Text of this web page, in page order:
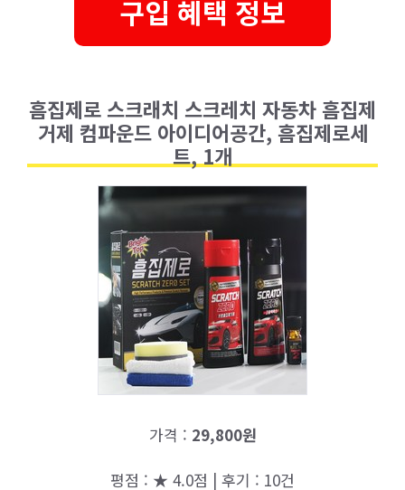
구입 혜택 정보
흠집제로 스크래치 스크레치 자동차 흠집제
거제 컴파운드 아이디어공간, 흠집제로세
트, 1개
가격 : 29,800원
평점 : ★ 4.0점 | 후기 : 10건